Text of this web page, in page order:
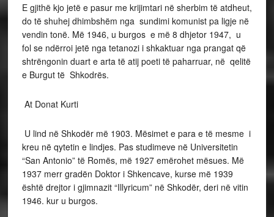
E gjithë kjo jetë e pasur me krijimtari në sherbim të atdheut,
do të shuhej dhimbshëm nga sundimi komunist pa ligje në
vendin tonë. Më 1946, u burgos e më 8 dhjetor 1947, u
fol se ndërroi jetë nga tetanozi i shkaktuar nga prangat që
shtrëngonin duart e arta të atij poeti të paharruar, në qelitë
e Burgut të Shkodrës.
At Donat Kurti
U lind në Shkodër më 1903. Mësimet e para e të mesme i
kreu në qytetin e lindjes. Pas studimeve në Universitetin
“San Antonio” të Romës, më 1927 emërohet mësues. Më
1937 merr gradën Doktor i Shkencave, kurse më 1939
është drejtor i gjimnazit “Illyricum” në Shkodër, deri në vitin
1946. kur u burgos.